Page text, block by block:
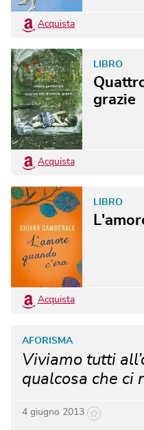
Acquista
grazie
LIBRO
Acquista
LIBRO
Acquista
Viviamo tutti
qualcosa che ci
AFORISMA
4 giugno 2013